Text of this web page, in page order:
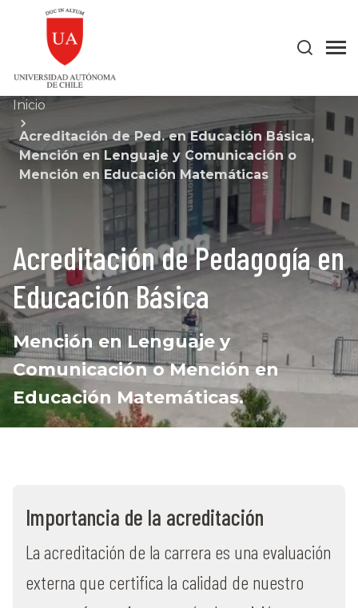
Inicio
Acreditación de Ped. en Educación Básica,
Mención en Lenguaje y Comunicación o
Mención en Educación Matemáticas
Acreditación de Pedagogía en
Educación Básica
Mención en Lenguaje y
Comunicación o Mención en
Educación Matemáticas.
Importancia de la acreditación
La acreditación de la carrera es una evaluación
externa que certifica la calidad de nuestro